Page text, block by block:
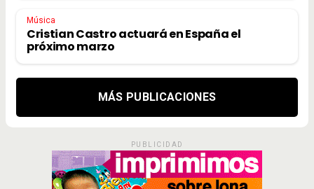
Música
Cristian Castro actuará en España el
próximo marzo
MÁS PUBLICACIONES
PUBLICIDAD